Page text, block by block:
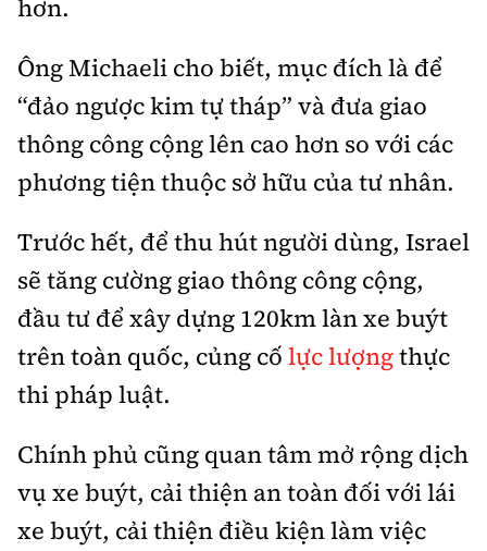
hơn.
Ông Michaeli cho biết, mục đích là để
“đảo ngược kim tự tháp” và đưa giao
thông công cộng lên cao hơn so với các
phương tiện thuộc sở hữu của tư nhân.
Trước hết, để thu hút người dùng, Israel
sẽ tăng cường giao thông công cộng,
đầu tư để xây dựng 120km làn xe buýt
trên toàn quốc, củng cố lực lượngthực
thi pháp luật.
Chính phủ cũng quan tâm mở rộng dịch
vụ xe buýt, cải thiện an toàn đối với lái
xe buýt, cải thiện điều kiện làm việc